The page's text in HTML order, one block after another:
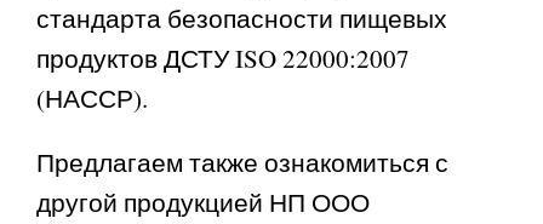
стандарта безопасности пищевых
продуктов ДСТУ ISO 22000:2007
(НАССР).
Предлагаем также ознакомиться с
другой продукцией НП ООО